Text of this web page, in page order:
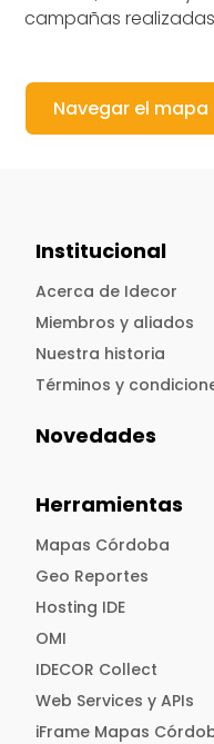
campañas
Navegar el mapa
Institucional
Acerca de Idecor
Miembros y aliados
Nuestra historia
Términos y
Novedades
Herramientas
Mapas Córdoba
Geo Reportes
Hosting IDE
OMI
IDECOR Collect
Web Services y APIs
iFrame Mapas